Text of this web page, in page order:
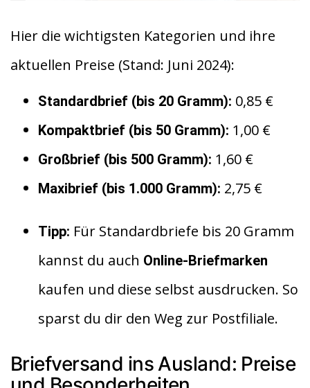
Hier die wichtigsten Kategorien und ihre
aktuellen Preise (Stand: Juni 2024):
Standardbrief (bis 20 Gramm): 0,85 €
Kompaktbrief (bis 50 Gramm): 1,00 €
Großbrief (bis 500 Gramm): 1,60 €
Maxibrief (bis 1.000 Gramm): 2,75 €
Tipp: Für Standardbriefe bis 20 Gramm
kannst du auch Online-Briefmarken
kaufen und diese selbst ausdrucken. So
sparst du dir den Weg zur Postfiliale.
Briefversand ins Ausland: Preise